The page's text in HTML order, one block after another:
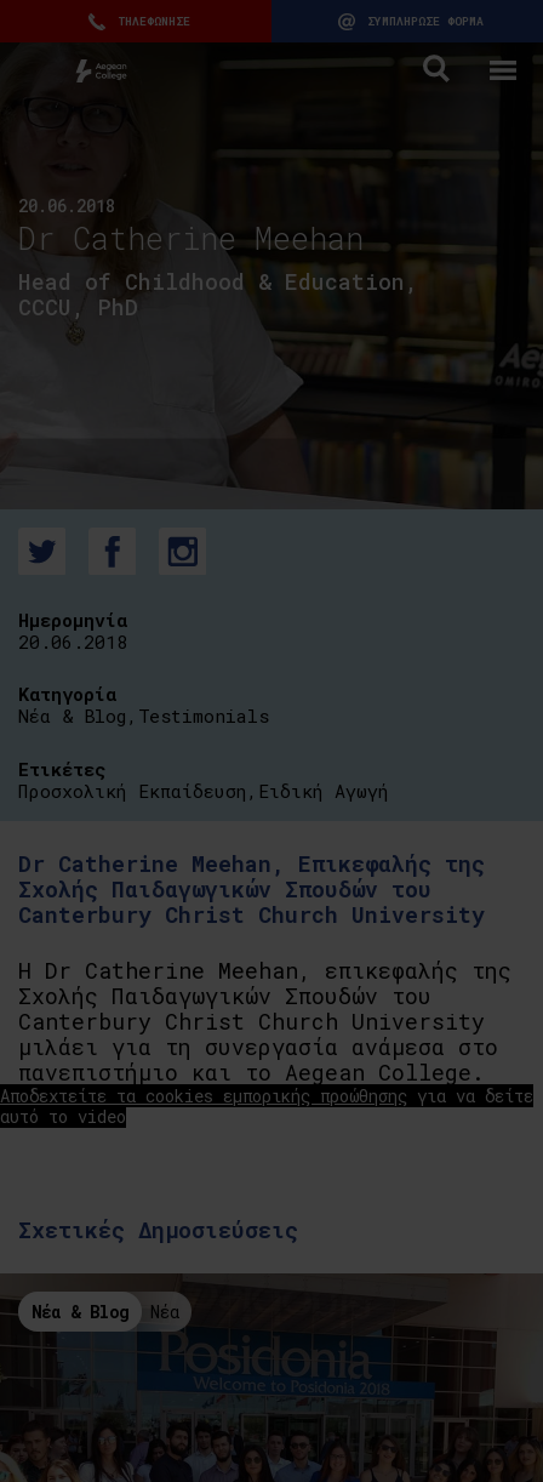
ΤΗΛΕΦΩΝΗΣΕ ΣΥΜΠΛΗΡΩΣΕ ΦΟΡΜΑ
20.06.2018
Dr Catherine Meehan
Head of Childhood & Education,
CCCU, PhD
Dr Catherine Meehan, Επικεφαλής της
Σχολής Παιδαγωγικών Σπουδών του
Canterbury Christ Church University
Η Dr Catherine Meehan, επικεφαλής της
Σχολής Παιδαγωγικών Σπουδών του
Canterbury Christ Church University
μιλάει για τη συνεργασία ανάμεσα στο
πανεπιστήμιο και το Aegean College.
Αποδεχτείτε τα cookies εμπορικής προώθησης για να δείτε
αυτό το video
Σχετικές Δημοσιεύσεις
Νέα & Blog Νέα
Ημερομηνία
20.06.2018
Κατηγορία
Νέα & Blog , Testimonials
Ετικέτες
Προσχολική Εκπαίδευση , Ειδική Αγωγή